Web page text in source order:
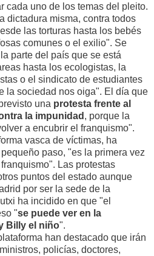
cada uno de los temas del pleito.
dictadura misma, contra todos
las torturas hasta los bebés
comunes o el exilio". Se
parte del país que se está
hasta los ecologistas, la
o el sindicato de estudiantes
la sociedad nos oiga". El día que
una protesta frente al
la impunidad , porque la
a encubrir el franquismo".
vasca de víctimas, ha
paso, "es la primera vez
Las protestas
puntos del estado aunque
por ser la sede de la
ha incidido en que "el
"se puede ver en la
Billy el niño".
han destacado que irán
policías, doctores,